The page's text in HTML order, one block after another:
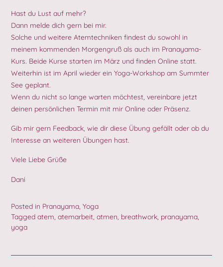
Hast du Lust auf mehr?
Dann melde dich gern bei mir.
Solche und weitere Atemtechniken findest du sowohl in
meinem kommenden Morgengruß als auch im Pranayama-
Kurs. Beide Kurse starten im März und finden Online statt.
Weiterhin ist im April wieder ein Yoga-Workshop am Summter
See geplant.
Wenn du nicht so lange warten möchtest, vereinbare jetzt
deinen persönlichen Termin mit mir Online oder Präsenz.
Gib mir gern Feedback, wie dir diese Übung gefällt oder ob du
Interesse an weiteren Übungen hast.
Viele Liebe Grüße
Dani
Posted in Pranayama, Yoga
Tagged atem, atemarbeit, atmen, breathwork, pranayama,
yoga